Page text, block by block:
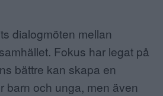
dialogmöten mellan
Fokus har legat på
bättre kan skapa en
barn och unga, men även